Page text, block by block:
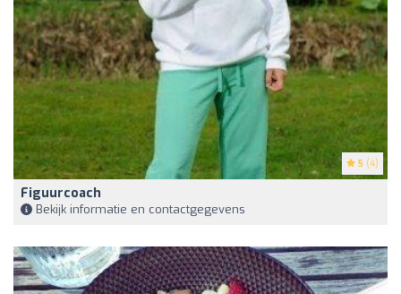
5 (4)
Figuurcoach
Bekijk informatie en contactgegevens